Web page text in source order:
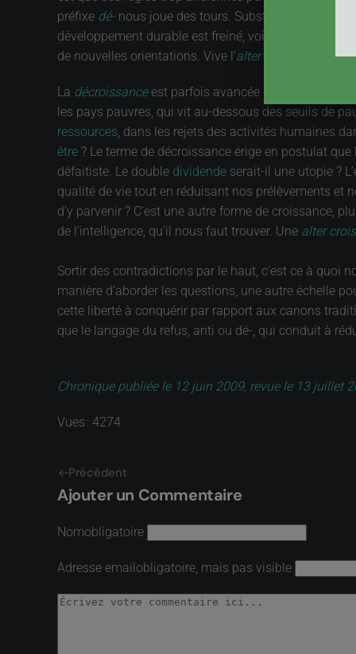
préfixe dé- nous joue des tours. Substituons-lui
développement durable est freiné, voire rendu
de nouvelles orientations. Vive l’alter régulation
La décroissance est parfois avancée comme
les pays pauvres, qui vit au-dessous des seuils de
ressources , dans les rejets des activités humaines
être ? Le terme de décroissance érige en postulat
défaitiste. Le double dividende serait-il une utopie ?
qualité de vie tout en réduisant nos prélèvements et
d’y parvenir ? C’est une autre forme de croissance,
de l’intelligence, qu’il nous faut trouver. Une alter
Sortir des contradictions par le haut, c’est ce à quoi
manière d’aborder les questions, une autre échelle
cette liberté à conquérir par rapport aux canons
que le langage du refus, anti ou dé-, qui conduit à
Chronique publiée le 12 juin 2009, revue le 13 juillet
Vues : 4274
Précédent
Ajouter un Commentaire
Nomobligatoire
Adresse emailobligatoire, mais pas visible